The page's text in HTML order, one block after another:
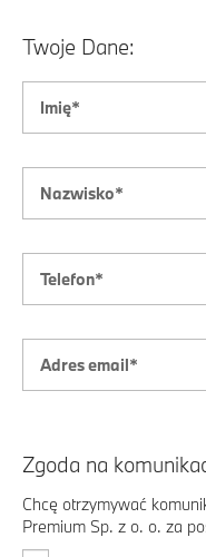
Twoje Dane:
Zgoda na
Chcę otrzymywać
Premium Sp. z o. o. za